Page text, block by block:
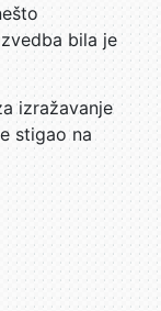
bila je
izražavanje
stigao na